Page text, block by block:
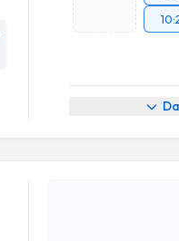
Randevu Takvimi
Uzm. Dr. Gökhan Gürel